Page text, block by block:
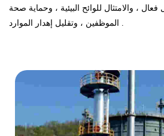
فعال ، والامتثال للوائح البيئية ، وحماية صحة
الموظفين ، وتقليل إهدار الموارد .